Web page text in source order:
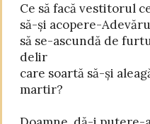
Ce să facă vestitorul
să-și acopere-
să se-ascundă de
delir
care soartă să-și
martir?